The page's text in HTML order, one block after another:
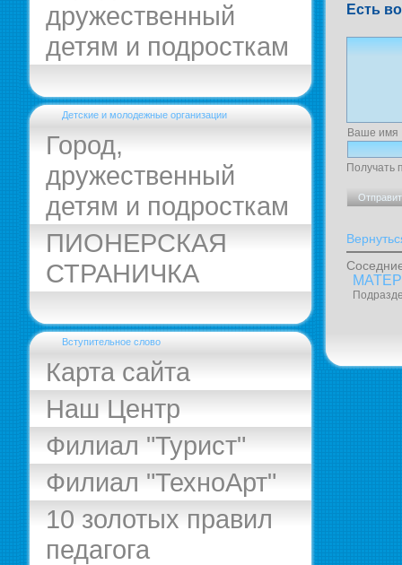
дружественный
детям и подросткам
Детские и молодежные организации
Город,
дружественный
детям и подросткам
ПИОНЕРСКАЯ
СТРАНИЧКА
Вступительное слово
Карта сайта
Наш Центр
Филиал "Турист"
Филиал "ТехноАрт"
10 золотых правил
педагога
Есть
Ваше имя
Получать